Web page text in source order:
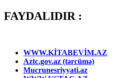
FAYDALIDIR :
WWW.KİTABEVİM.AZ
Aztc.gov.az (tərcümə)
Mucrunesriyyati.az